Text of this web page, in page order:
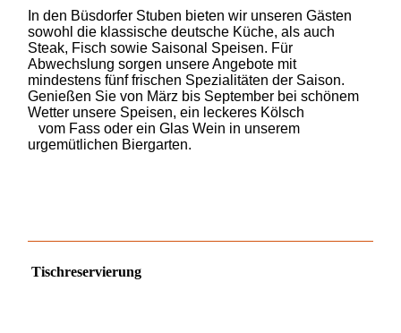
In den Büsdorfer Stuben bieten wir unseren Gästen
sowohl die klassische deutsche Küche, als auch
Steak, Fisch sowie Saisonal Speisen. Für
Abwechslung sorgen unsere Angebote mit
mindestens fünf frischen Spezialitäten der Saison.
Genießen Sie von März bis September bei schönem
Wetter unsere Speisen, ein leckeres Kölsch
vom Fass oder ein Glas Wein in unserem
urgemütlichen Biergarten.
Tischreservierung